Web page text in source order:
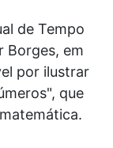
de Tempo
Borges, em
por ilustrar
que